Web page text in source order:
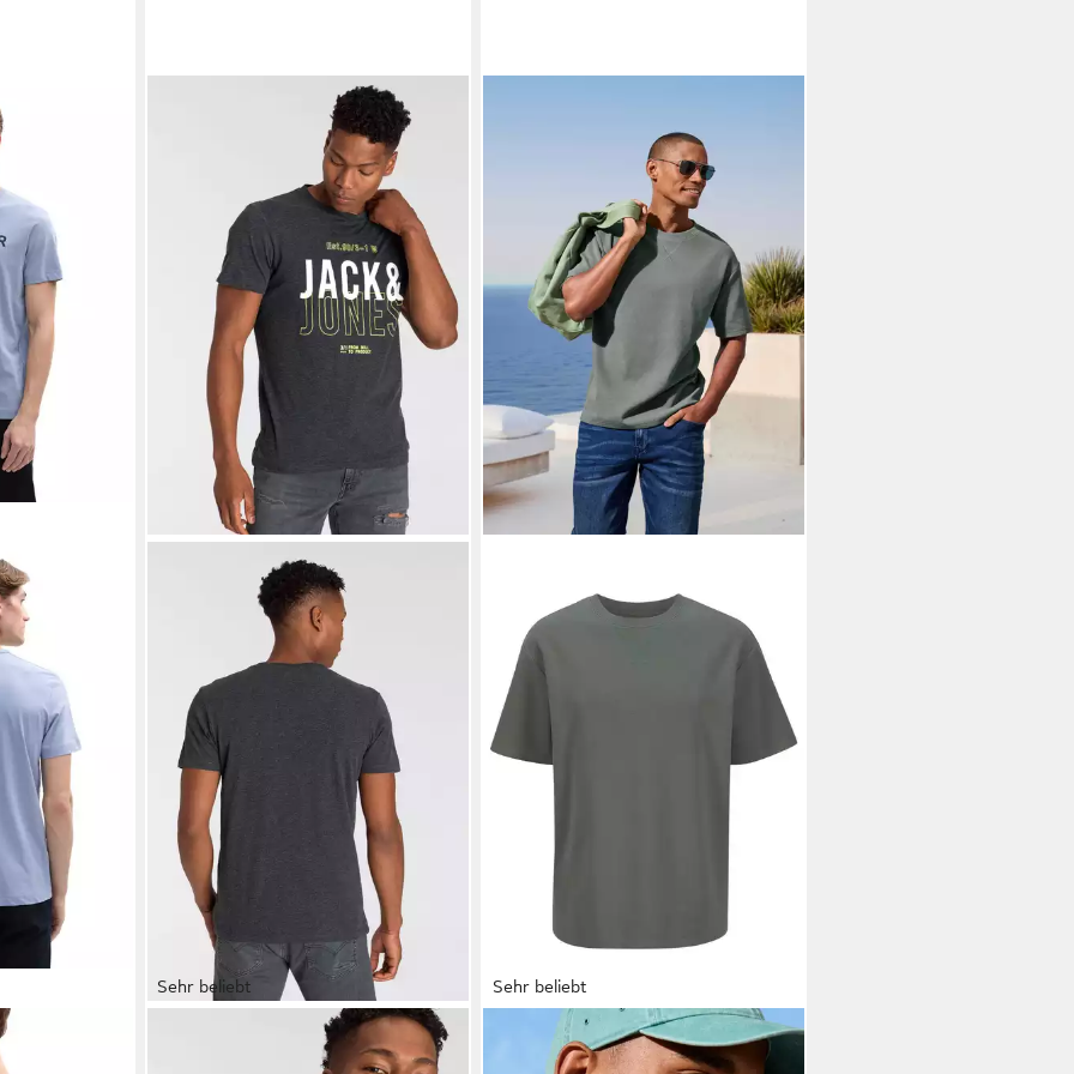
mit
Sehr beliebt
T-Shirt JCOKOMPO
Kurzarm-Design mit Print und
Sehr beliebt
JOHN DEVINT-Shirt modische
Strukturware aus Baumwoll-